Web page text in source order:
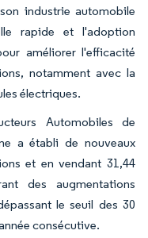
industrie automobile
rapide et l'adoption
améliorer l'efficacité
notamment avec la
électriques.
Automobiles de
a établi de nouveaux
et en vendant 31,44
des augmentations
le seuil des 30
consécutive.